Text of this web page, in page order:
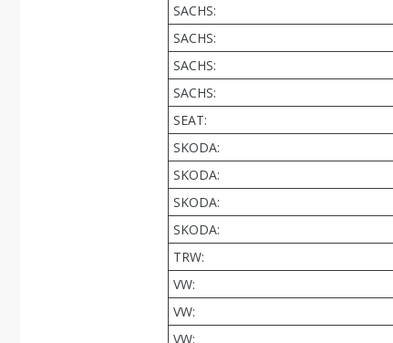
SACHS:
SACHS:
SACHS:
SACHS:
SEAT:
SKODA:
SKODA:
SKODA:
SKODA:
TRW:
VW:
VW:
VW: